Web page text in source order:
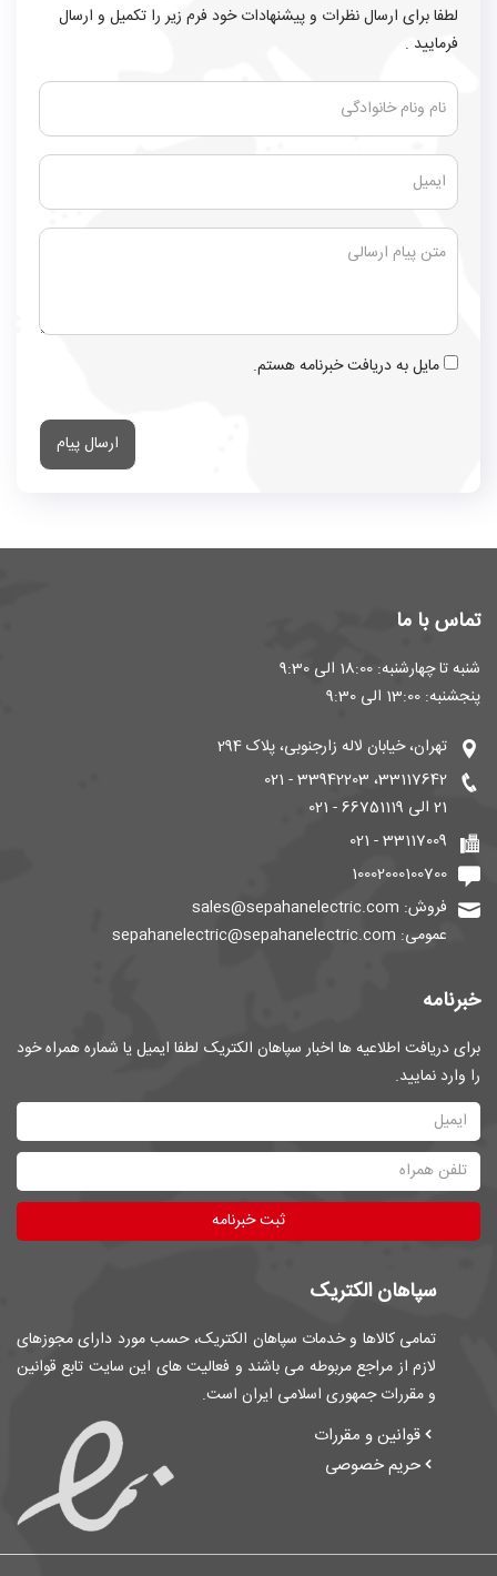
لطفا برای ارسال نظرات و پیشنهادات خود فرم زیر را تکمیل و ارسال
فرمایید .
مایل به دریافت خبرنامه هستم.
ارسال پیام
تماس با ما
شنبه تا چهارشنبه: 18:00 الی 9:30
پنجشنبه: 13:00 الی 9:30
تهران، خیابان لاله زارجنوبی، پلاک 294
33117642، 33942203 - 021
21 الی 66751119 - 021
33117009 - 021
10002000100700
فروش: sales@sepahanelectric.com
عمومی: sepahanelectric@sepahanelectric.com
خبرنامه
برای دریافت اطلاعیه ها اخبار سپاهان الکتریک لطفا ایمیل یا شماره همراه خود
را وارد نمایید.
ثبت خبرنامه
سپاهان الکتریک
تمامی کالاها و خدمات سپاهان الکتریک، حسب مورد دارای مجوزهای
لازم از مراجع مربوطه می باشند و فعالیت های این سایت تابع قوانین
و مقررات جمهوری اسلامی ایران است.
قوانین و مقررات
حریم خصوصی